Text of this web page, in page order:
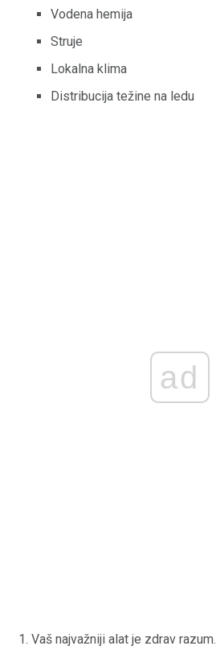
Vodena hemija
Struje
Lokalna klima
Distribucija težine na ledu
ad
Vaš najvažniji alat je zdrav razum.